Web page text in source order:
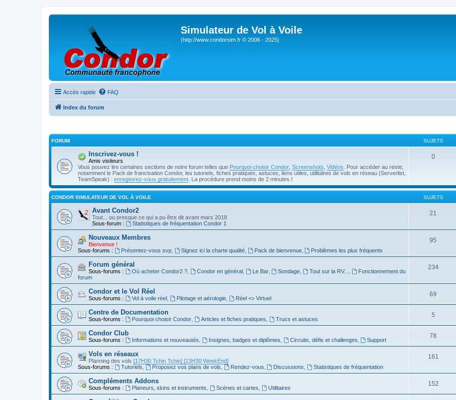
Simulateur de Vol à Voile
(http://www.condorsim.fr © 2006 - 2025)
Accès rapide FAQ
Index du forum
FORUM SUJETS
Inscrivez-vous !
Amis visiteurs
Vous pouvez lire certaines sections de notre forum telles que Pourquoi choisir Condor Screenshots Vidéos . Pour accéder au reste,
notamment le Pack de francisation Condor, les tutoriels, fiches pratiques, astuces, liens utiles, utilitaires de vols en réseau (Serverlist,
TeamSpeak) : enregistrez-vous gratuitement . La procédure prend moins de 2 minutes !
0
CONDOR SIMULATEUR DE VOL À VOILE SUJETS
Avant Condor2
Tout... ou presque ce qui a pu être dit avant mars 2018
Sous-forum :
Statistiques de fréquentation Condor 1
21
Nouveaux Membres
Bienvenue !
Sous-forums :
Présentez-vous svp, Signez ici la charte qualité, Pack de bienvenue, Problèmes les plus fréquents
95
Forum général
Sous-forums : Où acheter Condor2 ?, Condor en général, Le Bar, Sondage Tout sur la RV...
Fonctionnement du
forum
234
Condor et le Vol Réel
Sous-forums : Vol à voile réel, Pilotage et aérologie, Réel <> Virtuel
69
Centre de Documentation
Sous-forums : Pourquoi choisir Condor, Articles et fiches pratiques Trucs et astuces
5
Condor Club
Sous-forums : Informations et nouveautés Insignes, badges et diplômes Circuits, défis et challenges Support
78
Vols en réseaux
Planning des vols [17H30 Tchin Tchin] [13H30 WeekEnd]
Sous-forums :
Tutoriels Proposez vos plans de vols Rendez-vous Discussions Statistiques de fréquentation
161
Compléments Addons
Sous-forums : Planeurs, skins et instruments Scènes et cartes Utilitaires
152